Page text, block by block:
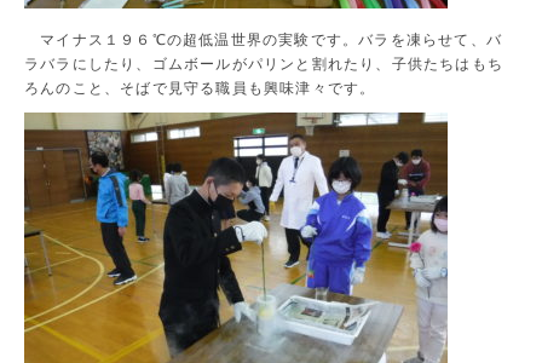
マイナス１９６℃の超低温世界の実験です。バラを凍らせて、バ
ラバラにしたり、ゴムボールがパリンと割れたり、子供たちはもち
ろんのこと、そばで見守る職員も興味津々です。